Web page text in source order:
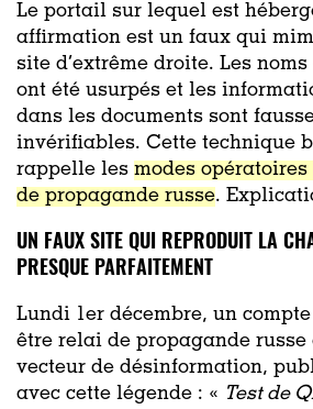
Le portail sur lequel est
affirmation est un faux qui
site d’extrême droite. Les
ont été usurpés et les
dans les documents sont
invérifiables. Cette technique
rappelle les modes
de propagande russe.
UN FAUX SITE QUI REPRODUIT LA
PRESQUE PARFAITEMENT
Lundi 1er décembre, un compte
être relai de propagande russe
vecteur de désinformation,
avec cette légende : « Test de